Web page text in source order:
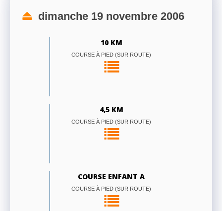
dimanche 19 novembre 2006
10 KM
COURSE À PIED (SUR ROUTE)
4,5 KM
COURSE À PIED (SUR ROUTE)
COURSE ENFANT A
COURSE À PIED (SUR ROUTE)